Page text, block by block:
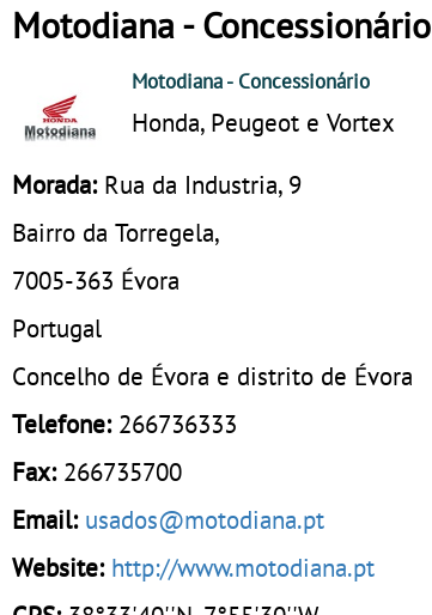
Motodiana - Concessionário
Motodiana- Concessionário
Honda, Peugeot e Vortex
Morada: Rua da Industria, 9
Bairro da Torregela,
7005-363 Évora
Portugal
Concelho de Évora e distrito de Évora
Telefone: 266736333
Fax: 266735700
Email: usados@motodiana.pt
Website: http://www.motodiana.pt